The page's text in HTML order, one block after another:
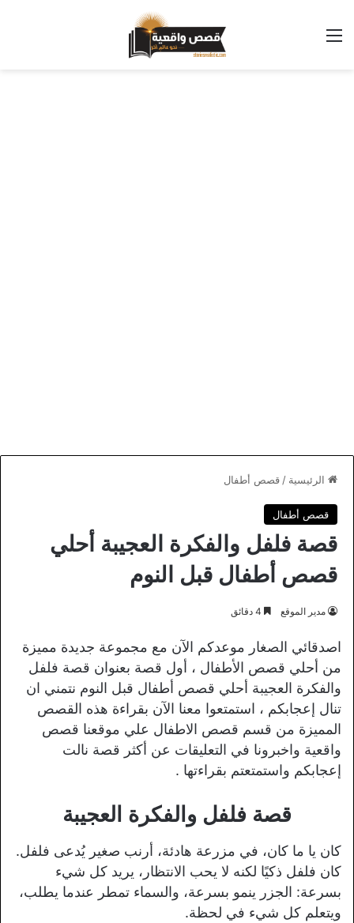
القائمة
الرئيسية / قصص أطفال
قصص أطفال
قصة فلفل والفكرة العجيبة أحلي
قصص أطفال قبل النوم
مدير الموقع
اصدقائي الصغار موعدكم الآن مع مجموعة جديدة مميزة
من أحلي قصص الأطفال ، أول قصة بعنوان قصة فلفل
والفكرة العجيبة أحلي قصص أطفال قبل النوم نتمني ان
تنال إعجابكم ، استمتعوا معنا الآن بقراءة هذه القصص
المميزة من قسم قصص الاطفال علي موقعنا قصص
واقعية واخبرونا في التعليقات عن أكثر قصة نالت
إعجابكم واستمتعتم بقراءتها .
قصة فلفل والفكرة العجيبة
كان يا ما كان، في مزرعة هادئة، أرنب صغير يُدعى فلفل.
كان فلفل ذكيًا لكنه لا يحب الانتظار، يريد كل شيء
بسرعة: الجزر ينمو بسرعة، والسماء تمطر عندما يطلب،
ويتعلم كل شيء في لحظة.